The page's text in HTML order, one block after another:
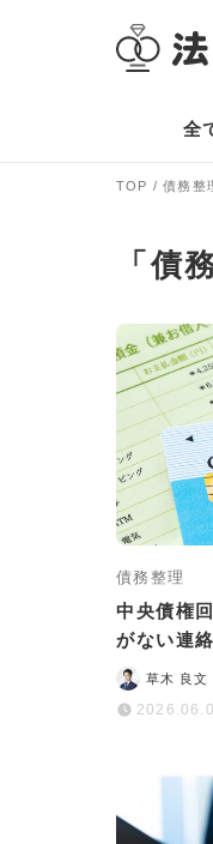
全
TOP 債務整
「債
債務整理
中央債権
がない連
いけない
は？
草木 良文